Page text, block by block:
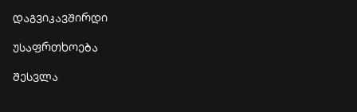
დაგვიკავშირდი
უსაფრთხოება
შესვლა